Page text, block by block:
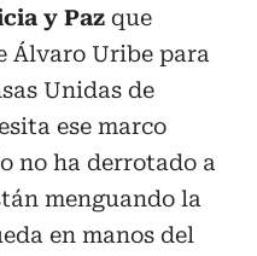
y Paz que
Álvaro Uribe para
Unidas de
ese marco
no ha derrotado a
menguando la
en manos del